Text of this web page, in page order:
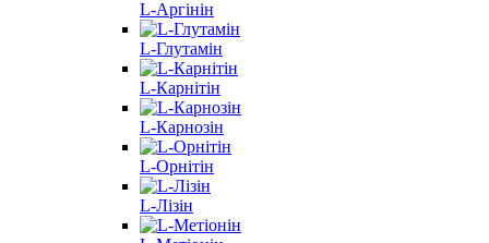
L-Аргінін
L-Глутамін
L-Карнітін
L-Карнозін
L-Орнітін
L-Лізін